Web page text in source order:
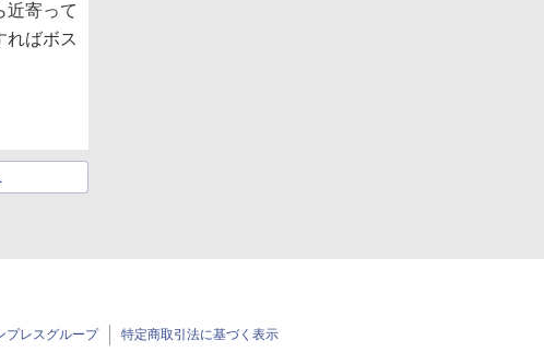
近寄って
ればボス
プレスグループ 特定商取引法に基づく表示